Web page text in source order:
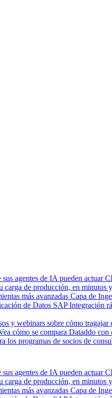
agentes de IA pueden actuar
carga de producción, en minutos
más avanzadas Capa de
de Datos SAP Integración
y webinars sobre cómo tragajar
cómo se compara Dataddo con
los programas de socios de
agentes de IA pueden actuar
carga de producción, en minutos
más avanzadas Capa de